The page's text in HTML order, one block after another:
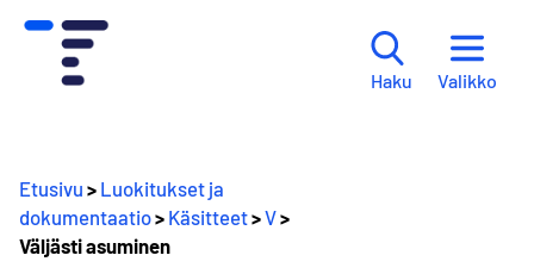
Haku Valikko
Etusivu > Luokitukset ja
dokumentaatio> Käsitteet>V>
Väljästi asuminen